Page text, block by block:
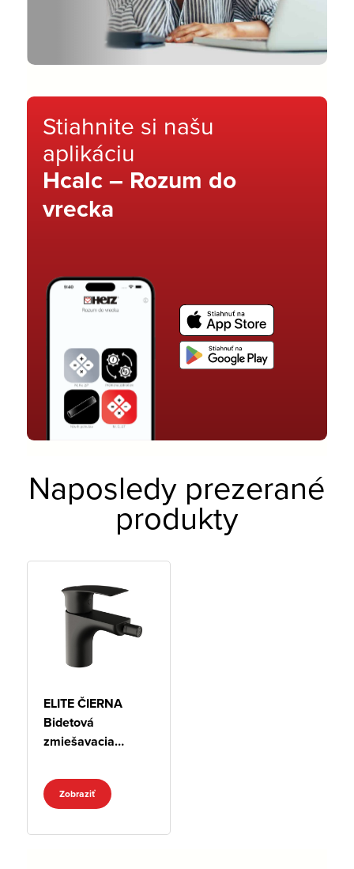
Stiahnite si našu
aplikáciu
Hcalc – Rozum do
vrecka
Naposledy prezerané
produkty
ELITE ČIERNA
Bidetová
zmiešavacia
Zobraziť